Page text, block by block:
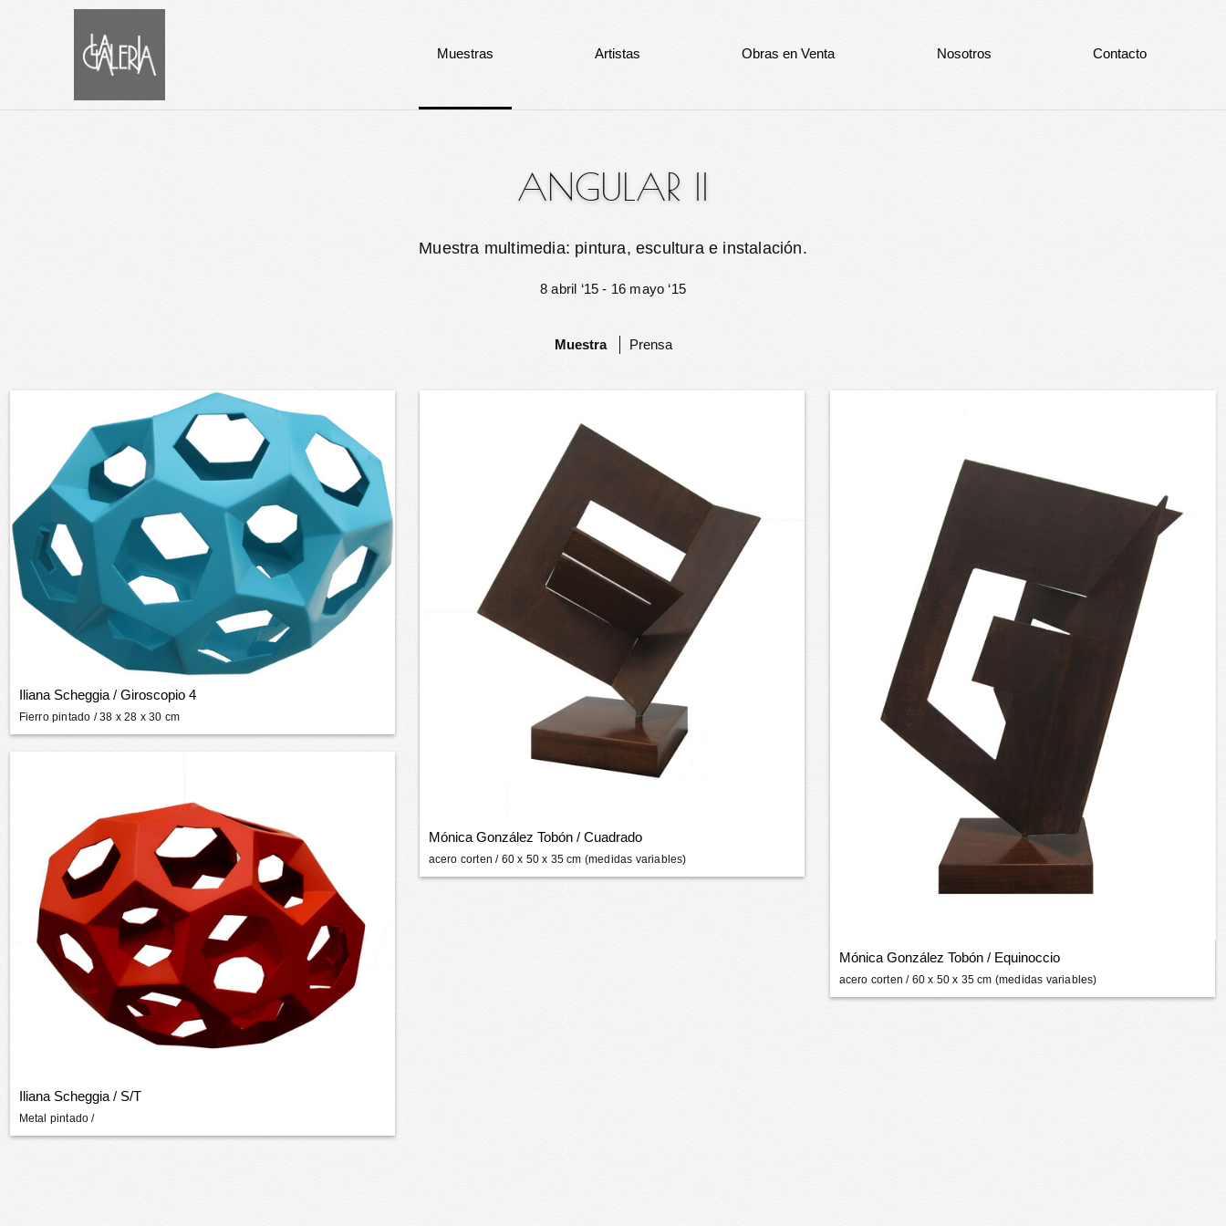
Muestras Artistas Obras en Venta Nosotros Contacto
ANGULAR II
Muestra multimedia: pintura, escultura e instalación.
8 abril ‘15 - 16 mayo ‘15
Muestra Prensa
Iliana Scheggia/ Giroscopio 4
Fierro pintado / 38 x 28 x 30 cm
Mónica González Tobón/ Cuadrado
acero corten / 60 x 50 x 35 cm (medidas variables)
Mónica González Tobón/ Equinoccio
acero corten / 60 x 50 x 35 cm (medidas variables)
Iliana Scheggia/ S/T
Metal pintado /